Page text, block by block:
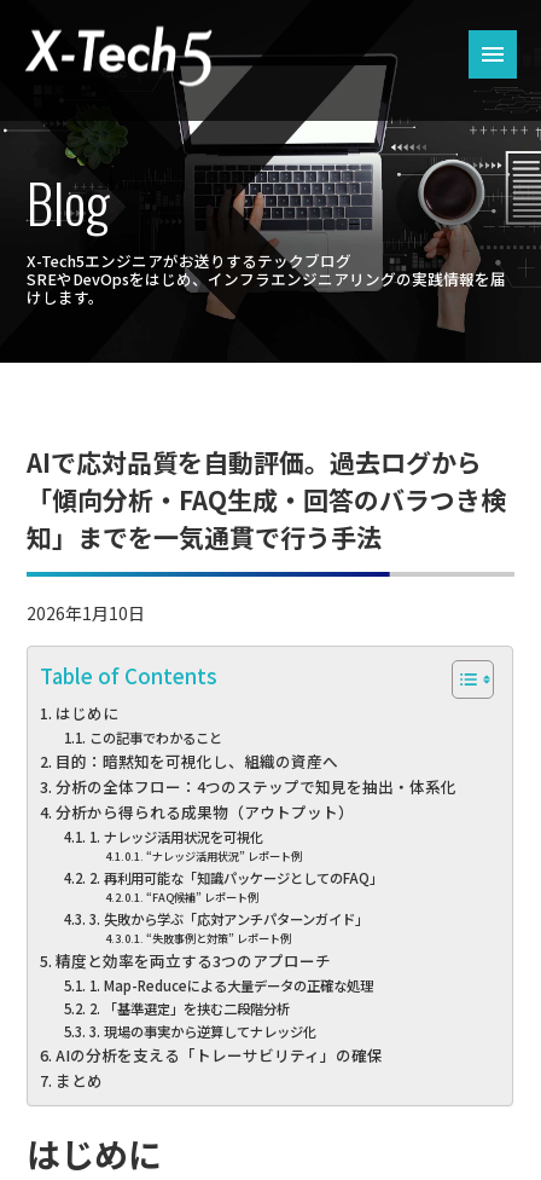
Blog
X-Tech5エンジニアがお送りするテックブログ
SREやDevOpsをはじめ、インフラエンジニアリングの実践情報を届
けします。
AIで応対品質を自動評価。過去ログから
「傾向分析・FAQ生成・回答のバラつき検
知」までを一気通貫で行う手法
2026年1月10日
Table of Contents
はじめに
この記事でわかること
目的：暗黙知を可視化し、組織の資産へ
分析の全体フロー：4つのステップで知見を抽出・体系化
分析から得られる成果物（アウトプット）
1. ナレッジ活用状況を可視化
“ナレッジ活用状況” レポート例
2. 再利用可能な「知識パッケージとしてのFAQ」
“FAQ候補” レポート例
3. 失敗から学ぶ「応対アンチパターンガイド」
“失敗事例と対策” レポート例
精度と効率を両立する3つのアプローチ
1. Map-Reduceによる大量データの正確な処理
2. 「基準選定」を挟む二段階分析
3. 現場の事実から逆算してナレッジ化
AIの分析を支える「トレーサビリティ」の確保
まとめ
はじめに